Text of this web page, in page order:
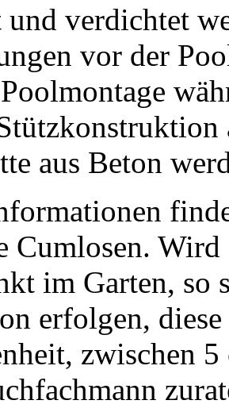
verdichtet
vor der
aus Beton
Cumlosen.
im Garten,
erfolgen,
zwischen